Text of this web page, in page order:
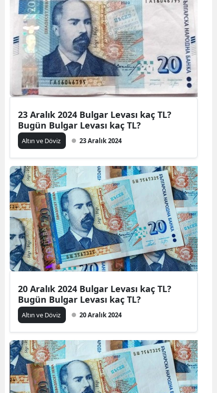
23 Aralık 2024 Bulgar Levası kaç TL?
Bugün Bulgar Levası kaç TL?
Altın ve Döviz 23 Aralık 2024
20 Aralık 2024 Bulgar Levası kaç TL?
Bugün Bulgar Levası kaç TL?
Altın ve Döviz 20 Aralık 2024